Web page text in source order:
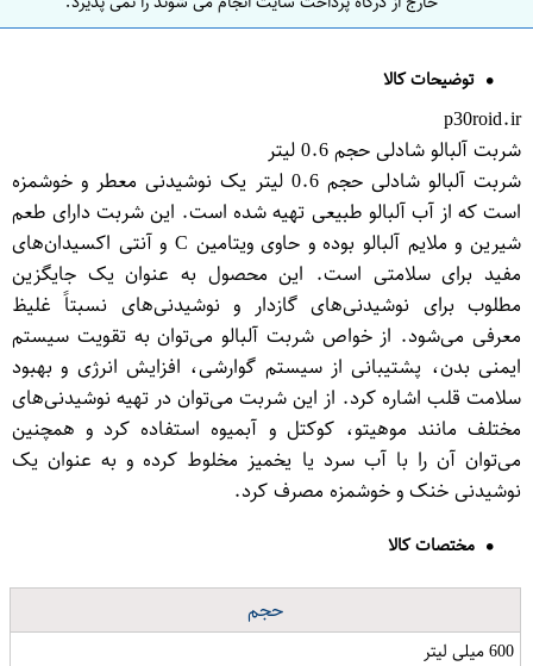
توضیحات کالا
p30roid.ir
شربت آلبالو شادلی حجم 0.6 لیتر
شربت آلبالو شادلی حجم 0.6 لیتر یک نوشیدنی معطر و خوشمزه
است که از آب آلبالو طبیعی تهیه شده است. این شربت دارای طعم
شیرین و ملایم آلبالو بوده و حاوی ویتامین C و آنتی اکسیدان‌های
مفید برای سلامتی است. این محصول به عنوان یک جایگزین
مطلوب برای نوشیدنی‌های گازدار و نوشیدنی‌های نسبتاً غلیظ
معرفی می‌شود. از خواص شربت آلبالو می‌توان به تقویت سیستم
ایمنی بدن، پشتیبانی از سیستم گوارشی، افزایش انرژی و بهبود
سلامت قلب اشاره کرد. از این شربت می‌توان در تهیه نوشیدنی‌های
مختلف مانند موهیتو، کوکتل و آبمیوه استفاده کرد و همچنین
می‌توان آن را با آب سرد یا یخمیز مخلوط کرده و به عنوان یک
نوشیدنی خنک و خوشمزه مصرف کرد.
مختصات کالا
حجم
600 میلی لیتر